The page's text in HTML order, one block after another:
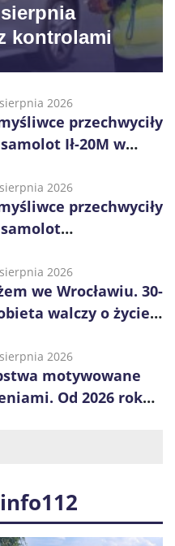
sierpnia
kontrolami
2026
przechwyciły
Ił-20M w
2026
przechwyciły
2026
we Wrocławiu. 30-
walczy o życie,
Ukrainy
2026
motywowane
Od 2026 roku